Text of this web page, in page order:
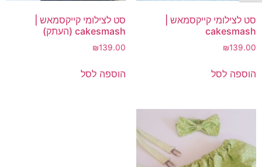
סט לצילומי קייקסמאש |
cakesmash
₪139.00
הוספה לסל
סט לצילומי קייקסמאש |
cakesmash (העתק)
₪139.00
הוספה לסל